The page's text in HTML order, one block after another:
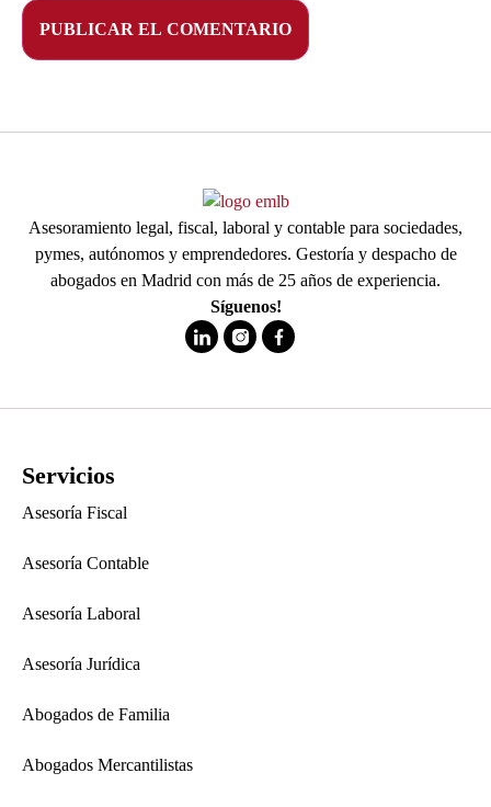
Asesoramiento legal, fiscal, laboral y contable para sociedades,
pymes, autónomos y emprendedores. Gestoría y despacho de
abogados en Madrid con más de 25 años de experiencia.
Síguenos!
Servicios
Asesoría Fiscal
Asesoría Contable
Asesoría Laboral
Asesoría Jurídica
Abogados de Familia
Abogados Mercantilistas